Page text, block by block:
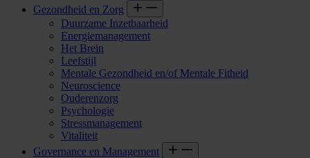
Gezondheid en Zorg
Duurzame Inzetbaarheid
Energiemanagement
Het Brein
Leefstijl
Mentale Gezondheid en/of Mentale Fitheid
Neuroscience
Ouderenzorg
Psychologie
Stressmanagement
Vitaliteit
Governance en Management